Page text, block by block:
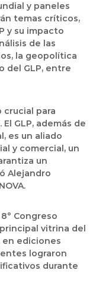
y paneles
temas críticos,
y su impacto
de las
la geopolítica
del GLP, entre
crucial para
GLP, además de
es un aliado
y comercial, un
un
Alejandro
Congreso
principal vitrina del
en ediciones
lograron
durante